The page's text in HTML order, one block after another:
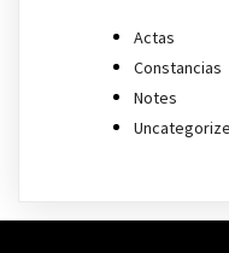
Actas
Constancias
Notes